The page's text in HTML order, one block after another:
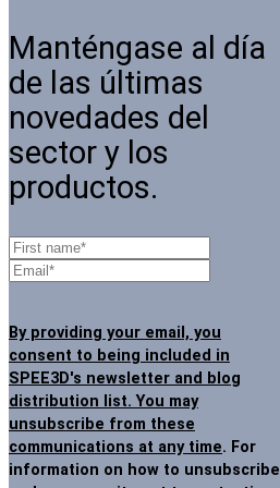
Manténgase al día
de las últimas
novedades del
sector y los
productos.
By providing your email, you
consent to being included in
SPEE3D's newsletter and blog
distribution list. You may
unsubscribe from these
communications at any time. For
information on how to unsubscribe